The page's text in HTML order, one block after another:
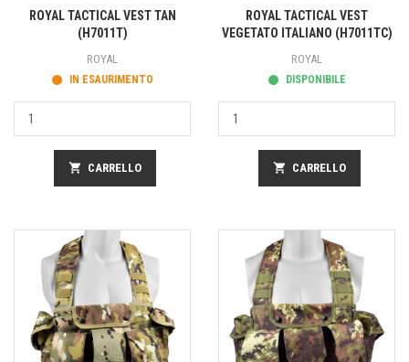
ROYAL TACTICAL VEST TAN
(H7011T)
ROYAL
IN ESAURIMENTO
shopping_cart CARRELLO
ROYAL TACTICAL VEST
VEGETATO ITALIANO (H7011TC)
ROYAL
DISPONIBILE
shopping_cart CARRELLO